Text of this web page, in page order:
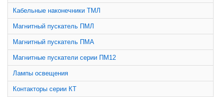
Кабельные наконечники ТМЛ
Магнитный пускатель ПМЛ
Магнитный пускатель ПМА
Магнитные пускатели серии ПМ12
Лампы освещения
Контакторы серии КТ